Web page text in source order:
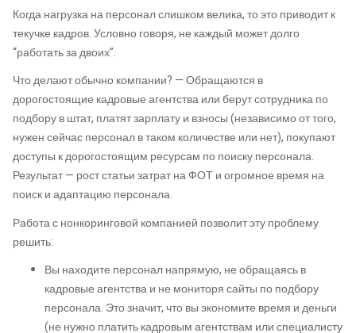
Когда нагрузка на персонал слишком велика, то это приводит к
текучке кадров. Условно говоря, не каждый может долго
“работать за двоих”.
Что делают обычно компании? — Обращаются в
дорогостоящие кадровые агентства или берут сотрудника по
подбору в штат, платят зарплату и взносы (независимо от того,
нужен сейчас персонал в таком количестве или нет), покупают
доступы к дорогостоящим ресурсам по поиску персонала.
Результат — рост статьи затрат на ФОТ и огромное время на
поиск и адаптацию персонала.
Работа с нонкоринговой компанией позволит эту проблему
решить:
Вы находите персонал напрямую, не обращаясь в
кадровые агентства и не мониторя сайты по подбору
персонала. Это значит, что вы экономите время и деньги
(не нужно платить кадровым агентствам или специалисту